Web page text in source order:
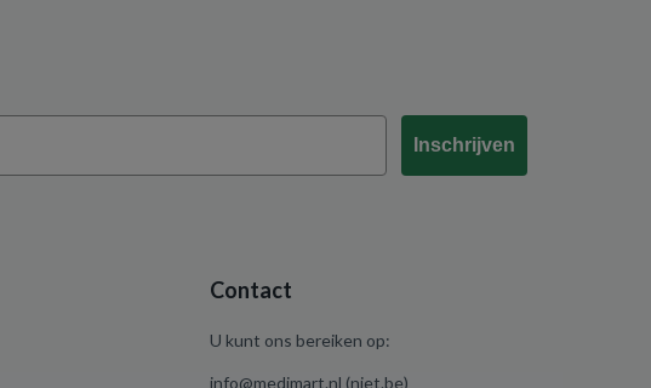
Inschrijven
Contact
U kunt ons bereiken op:
info@medimart.nl (niet.be)